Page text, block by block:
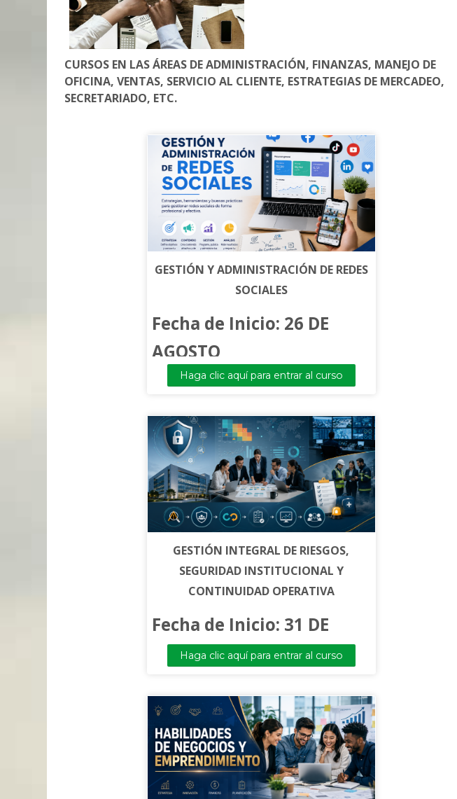
CURSOS EN LAS ÁREAS DE ADMINISTRACIÓN, FINANZAS, MANEJO DE
OFICINA, VENTAS, SERVICIO AL CLIENTE, ESTRATEGIAS DE MERCADEO,
SECRETARIADO, ETC.
GESTIÓN Y ADMINISTRACIÓN DE REDES
SOCIALES
Fecha de Inicio: 26 DE
AGOSTO
Haga clic aquí para entrar al curso
GESTIÓN INTEGRAL DE RIESGOS,
SEGURIDAD INSTITUCIONAL Y
CONTINUIDAD OPERATIVA
Fecha de Inicio: 31 DE
AGOSTO.
Haga clic aquí para entrar al curso